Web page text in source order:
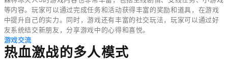
等内容。玩家可以通过完成任务和活动获得丰富的奖励和道具，在游戏
中提升自己的实力。同时，游戏还有丰富的社交玩法，玩家可以通过好
友系统结交新朋友，分享游戏中的心得和喜悦。
游戏交流
热血激战的多人模式